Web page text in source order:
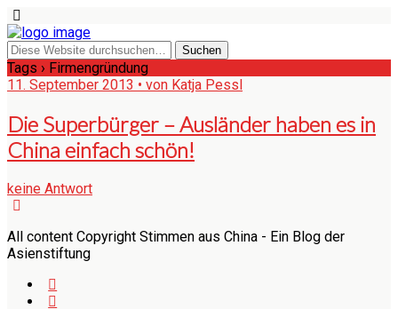
Tags › Firmengründung
11. September 2013 • von Katja Pessl
Die Superbürger – Ausländer haben es in
China einfach schön!
keine Antwort
All content Copyright Stimmen aus China - Ein Blog der
Asienstiftung